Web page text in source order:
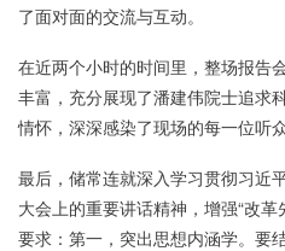
了面对面的交流与互动。
在近两个小时的时间里，整场报告
丰富，充分展现了潘建伟院士追求
情怀，深深感染了现场的每一位听众
最后，储常连就深入学习贯彻习近
大会上的重要讲话精神，增强“改
要求：第一，突出思想内涵学。要